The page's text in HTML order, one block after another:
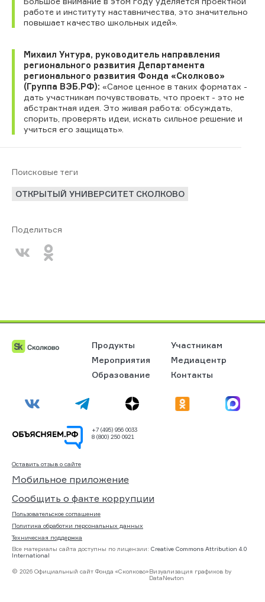
работе и институту наставничества, это значительно
повышает качество школьных идей».
Михаил Унтура, руководитель направления
регионального развития Департамента
регионального развития Фонда «Сколково»
(Группа ВЭБ.РФ): «Самое ценное в таких форматах -
дать участникам почувствовать, что проект - это не
абстрактная идея. Это живая работа: обсуждать,
спорить, проверять идеи, искать сильное решение и
учиться его защищать».
Поисковые теги
ОТКРЫТЫЙ УНИВЕРСИТЕТ СКОЛКОВО
Поделиться
Продукты
Участникам
Мероприятия
Медиацентр
Образование
Контакты
+7 (495) 956 0033
8 (800) 250 0921
Оставить отзыв о сайте
Мобильное приложение
Сообщить о факте коррупции
Пользовательское соглашение
Политика обработки персональных данных
Техническая поддержка
Все материалы сайта доступны по лицензии: Creative Commons Attribution 4.0
International
© 2026 Официальный сайт Фонда «Сколково»Визуализация графиков by
DataNewton